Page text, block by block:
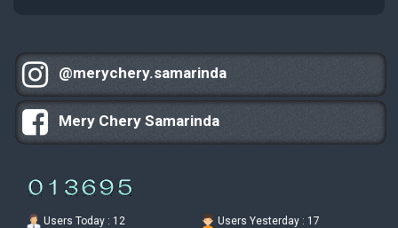
@merychery.samarinda
Mery Chery Samarinda
Users Today : 12
Users Yesterday : 17